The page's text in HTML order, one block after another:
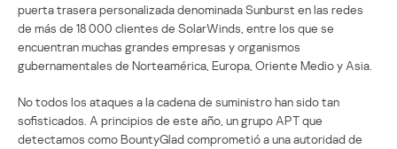
puerta trasera personalizada denominada Sunburst en las redes
de más de 18 000 clientes de SolarWinds, entre los que se
encuentran muchas grandes empresas y organismos
gubernamentales de Norteamérica, Europa, Oriente Medio y Asia.
No todos los ataques a la cadena de suministro han sido tan
sofisticados. A principios de este año, un grupo APT que
detectamos como BountyGlad comprometió a una autoridad de